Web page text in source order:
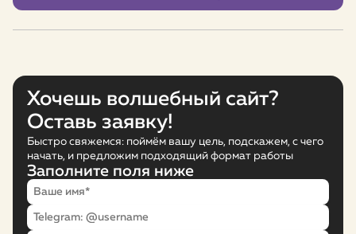
Хочешь волшебный сайт?
Оставь заявку!
Быстро свяжемся: поймём вашу цель, подскажем, с чего
начать, и предложим подходящий формат работы
Заполните поля ниже